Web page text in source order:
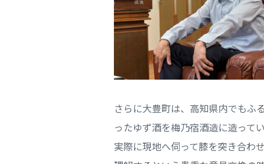
さらに大豊町は、高知県内でもふ
ったゆず酒を梅乃宿酒造に造って
実際に現地へ伺って膝を突き合わ